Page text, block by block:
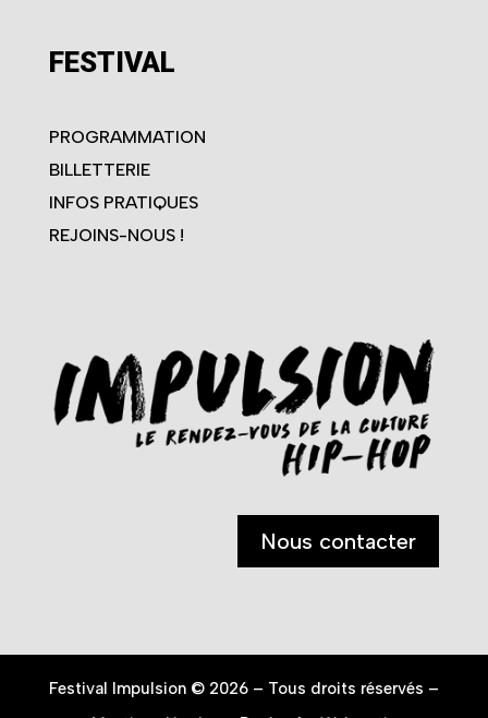
FESTIVAL
PROGRAMMATION
BILLETTERIE
INFOS PRATIQUES
REJOINS-NOUS !
Nous contacter
Festival Impulsion © 2026 – Tous droits réservés –